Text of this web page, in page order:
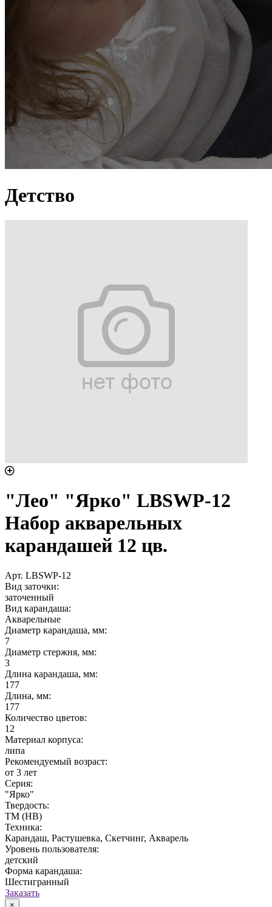
Детство
"Лео" "Ярко" LBSWP-12
Набор акварельных
карандашей 12 цв.
Арт. LBSWP-12
Вид заточки:
заточенный
Вид карандаша:
Акварельные
Диаметр карандаша, мм:
7
Диаметр стержня, мм:
3
Длина карандаша, мм:
177
Длина, мм:
177
Количество цветов:
12
Материал корпуса:
липа
Рекомендуемый возраст:
от 3 лет
Серия:
"Ярко"
Твердость:
ТМ (HB)
Техника:
Карандаш, Растушевка, Скетчинг, Акварель
Уровень пользователя:
детский
Форма карандаша:
Шестигранный
Заказать
×